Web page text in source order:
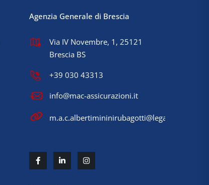
Agenzia Generale di Brescia
Via IV Novembre, 1, 25121
Brescia BS
+39 030 43313
info@mac-assicurazioni.it
m.a.c.albertimininirubagotti@legalmail.it